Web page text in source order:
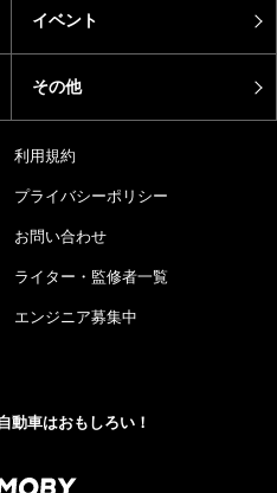
イベント
その他
利用規約
プライバシーポリシー
お問い合わせ
ライター・監修者一覧
エンジニア募集中
動車はおもしろい！